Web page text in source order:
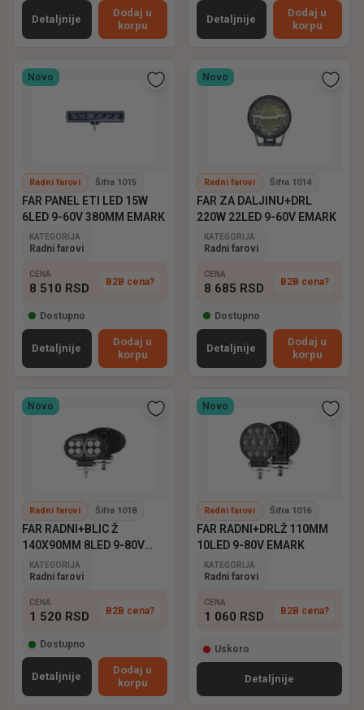
Detaljnije
Dodaj u
korpu
Detaljnije
Dodaj u
korpu
Novo
Radni farovi Šifra 1015
FAR PANEL ETI LED 15W
6LED 9-60V 380MM EMARK
KATEGORIJA
Radni farovi
CENA
8 510 RSD B2B cena?
Dostupno
Detaljnije
Dodaj u
korpu
Novo
Radni farovi Šifra 1014
FAR ZA DALJINU+DRL
220W 22LED 9-60V EMARK
KATEGORIJA
Radni farovi
CENA
8 685 RSD B2B cena?
Dostupno
Detaljnije
Dodaj u
korpu
Novo
Radni farovi Šifra 1018
FAR RADNI+BLIC Ž
140X90MM 8LED 9-80V
EMARK
KATEGORIJA
Radni farovi
CENA
1 520 RSD B2B cena?
Dostupno
Detaljnije
Dodaj u
korpu
Novo
Radni farovi Šifra 1016
FAR RADNI+DRLŽ 110MM
10LED 9-80V EMARK
KATEGORIJA
Radni farovi
CENA
1 060 RSD B2B cena?
Uskoro
Detaljnije